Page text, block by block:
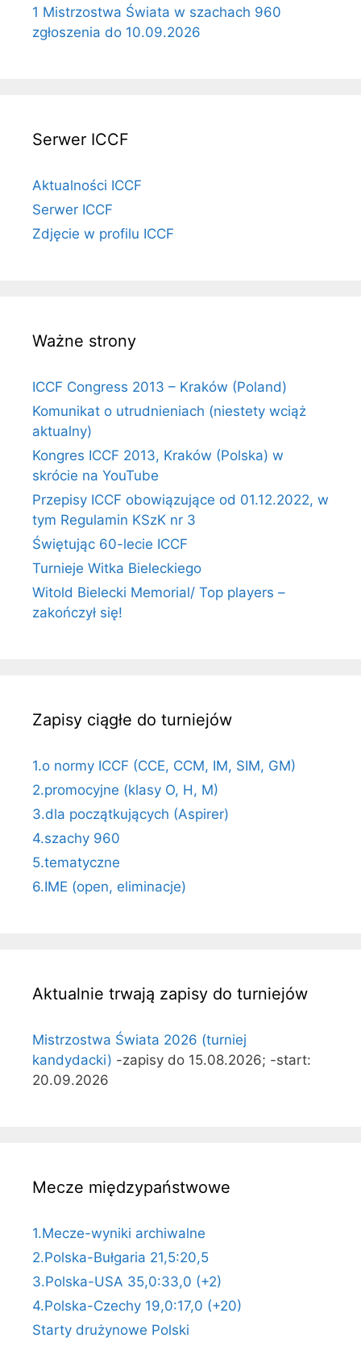
1 Mistrzostwa Świata w szachach 960
zgłoszenia do 10.09.2026
Serwer ICCF
Aktualności ICCF
Serwer ICCF
Zdjęcie w profilu ICCF
Ważne strony
ICCF Congress 2013 – Kraków (Poland)
Komunikat o utrudnieniach (niestety wciąż
aktualny)
Kongres ICCF 2013, Kraków (Polska) w
skrócie na YouTube
Przepisy ICCF obowiązujące od 01.12.2022, w
tym Regulamin KSzK nr 3
Świętując 60-lecie ICCF
Turnieje Witka Bieleckiego
Witold Bielecki Memorial/ Top players –
zakończył się!
Zapisy ciągłe do turniejów
1.o normy ICCF (CCE, CCM, IM, SIM, GM)
2.promocyjne (klasy O, H, M)
3.dla początkujących (Aspirer)
4.szachy 960
5.tematyczne
6.IME (open, eliminacje)
Aktualnie trwają zapisy do turniejów
Mistrzostwa Świata 2026 (turniej
kandydacki) -zapisy do 15.08.2026; -start:
20.09.2026
Mecze międzypaństwowe
1.Mecze-wyniki archiwalne
2.Polska-Bułgaria 21,5:20,5
3.Polska-USA 35,0:33,0 (+2)
4.Polska-Czechy 19,0:17,0 (+20)
Starty drużynowe Polski